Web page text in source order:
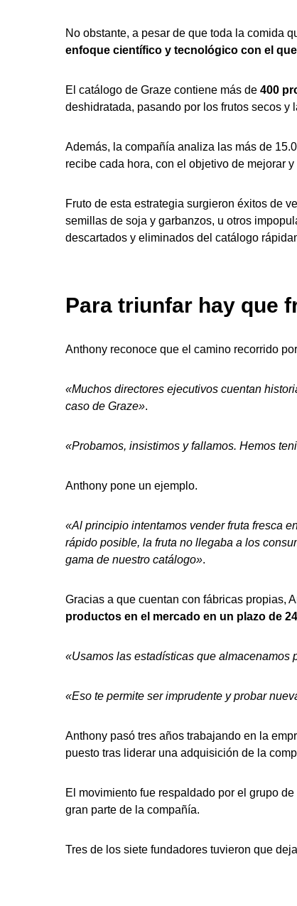
No obstante, a pesar de que toda la comida
enfoque científico y tecnológico con el
El catálogo de Graze contiene más de 400
deshidratada, pasando por los frutos secos y
Además, la compañía analiza las más de
recibe cada hora, con el objetivo de mejorar
Fruto de esta estrategia surgieron éxitos de
semillas de soja y garbanzos, u otros
descartados y eliminados del catálogo
Para triunfar hay que
Anthony reconoce que el camino recorrido
«Muchos directores ejecutivos cuentan
caso de Graze».
«Probamos, insistimos y fallamos. Hemos
Anthony pone un ejemplo.
«Al principio intentamos vender fruta fresca
rápido posible, la fruta no llegaba a los
gama de nuestro catálogo».
Gracias a que cuentan con fábricas propias,
productos en el mercado en un plazo de
«Usamos las estadísticas que almacenamos
«Eso te permite ser imprudente y probar
Anthony pasó tres años trabajando en la
puesto tras liderar una adquisición de la
El movimiento fue respaldado por el grupo
gran parte de la compañía.
Tres de los siete fundadores tuvieron que